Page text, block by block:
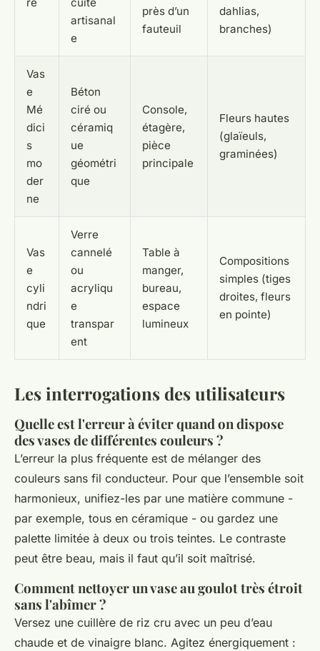
artisanal
e
près d’un
fauteuil
dahlias,
branches)
Vas
e
Mé
dici
s
mo
der
ne
Béton
ciré ou
céramiq
ue
géométri
que
Console,
étagère,
pièce
principale
Fleurs hautes
(glaïeuls,
graminées)
Vas
e
cyli
ndri
que
Verre
cannelé
ou
acryliqu
e
transpar
ent
Table à
manger,
bureau,
espace
lumineux
Compositions
simples (tiges
droites, fleurs
en pointe)
Les interrogations des utilisateurs
Quelle est l'erreur à éviter quand on dispose
des vases de différentes couleurs ?
L’erreur la plus fréquente est de mélanger des
couleurs sans fil conducteur. Pour que l’ensemble soit
harmonieux, unifiez-les par une matière commune -
par exemple, tous en céramique - ou gardez une
palette limitée à deux ou trois teintes. Le contraste
peut être beau, mais il faut qu’il soit maîtrisé.
Comment nettoyer un vase au goulot très étroit
sans l'abîmer ?
Versez une cuillère de riz cru avec un peu d’eau
chaude et de vinaigre blanc. Agitez énergiquement :